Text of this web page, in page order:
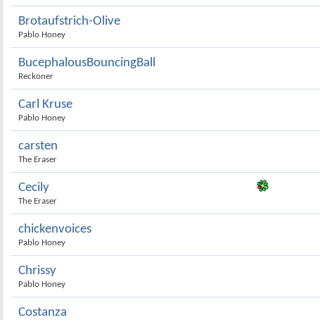
Brotaufstrich-Olive
Pablo Honey
BucephalousBouncingBall
Reckoner
Carl Kruse
Pablo Honey
carsten
The Eraser
Cecily
The Eraser
chickenvoices
Pablo Honey
Chrissy
Pablo Honey
Costanza